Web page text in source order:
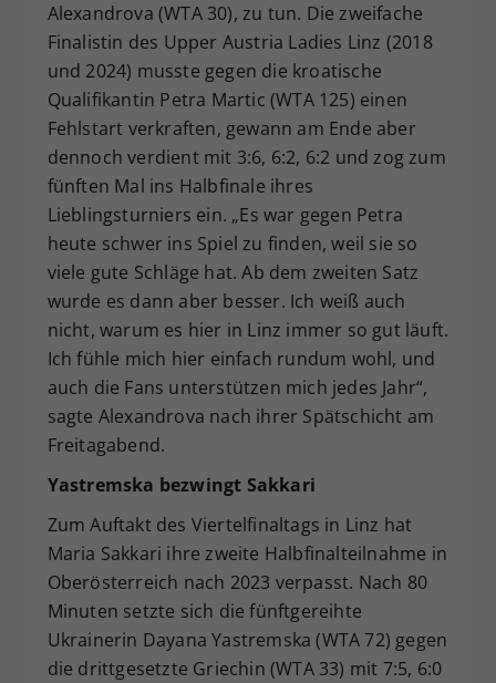
Alexandrova (WTA 30), zu tun. Die zweifache
Finalistin des Upper Austria Ladies Linz (2018
und 2024) musste gegen die kroatische
Qualifikantin Petra Martic (WTA 125) einen
Fehlstart verkraften, gewann am Ende aber
dennoch verdient mit 3:6, 6:2, 6:2 und zog zum
fünften Mal ins Halbfinale ihres
Lieblingsturniers ein. „Es war gegen Petra
heute schwer ins Spiel zu finden, weil sie so
viele gute Schläge hat. Ab dem zweiten Satz
wurde es dann aber besser. Ich weiß auch
nicht, warum es hier in Linz immer so gut läuft.
Ich fühle mich hier einfach rundum wohl, und
auch die Fans unterstützen mich jedes Jahr“,
sagte Alexandrova nach ihrer Spätschicht am
Freitagabend.
Yastremska bezwingt Sakkari
Zum Auftakt des Viertelfinaltags in Linz hat
Maria Sakkari ihre zweite Halbfinalteilnahme in
Oberösterreich nach 2023 verpasst. Nach 80
Minuten setzte sich die fünftgereihte
Ukrainerin Dayana Yastremska (WTA 72) gegen
die drittgesetzte Griechin (WTA 33) mit 7:5, 6:0